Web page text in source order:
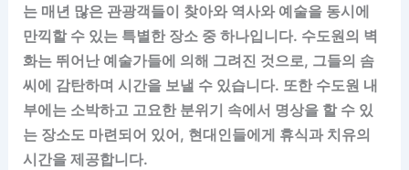
는 매년 많은 관광객들이 찾아와 역사와 예술을 동시에
만끽할 수 있는 특별한 장소 중 하나입니다. 수도원의 벽
화는 뛰어난 예술가들에 의해 그려진 것으로, 그들의 솜
씨에 감탄하며 시간을 보낼 수 있습니다. 또한 수도원 내
부에는 소박하고 고요한 분위기 속에서 명상을 할 수 있
는 장소도 마련되어 있어, 현대인들에게 휴식과 치유의
시간을 제공합니다.